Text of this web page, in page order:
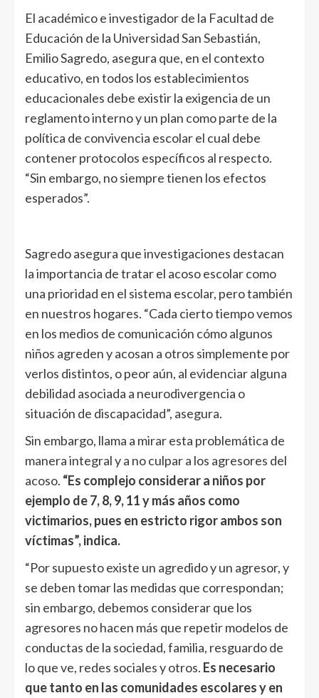
El académico e investigador de la Facultad de
Educación de la Universidad San Sebastián,
Emilio Sagredo, asegura que, en el contexto
educativo, en todos los establecimientos
educacionales debe existir la exigencia de un
reglamento interno y un plan como parte de la
política de convivencia escolar el cual debe
contener protocolos específicos al respecto.
“Sin embargo, no siempre tienen los efectos
esperados”.
Sagredo asegura que investigaciones destacan
la importancia de tratar el acoso escolar como
una prioridad en el sistema escolar, pero también
en nuestros hogares. “Cada cierto tiempo vemos
en los medios de comunicación cómo algunos
niños agreden y acosan a otros simplemente por
verlos distintos, o peor aún, al evidenciar alguna
debilidad asociada a neurodivergencia o
situación de discapacidad”, asegura.
Sin embargo, llama a mirar esta problemática de
manera integral y a no culpar a los agresores del
acoso. “Es complejo considerar a niños por
ejemplo de 7, 8, 9, 11 y más años como
victimarios, pues en estricto rigor ambos son
víctimas”, indica.
“Por supuesto existe un agredido y un agresor, y
se deben tomar las medidas que correspondan;
sin embargo, debemos considerar que los
agresores no hacen más que repetir modelos de
conductas de la sociedad, familia, resguardo de
lo que ve, redes sociales y otros. Es necesario
que tanto en las comunidades escolares y en